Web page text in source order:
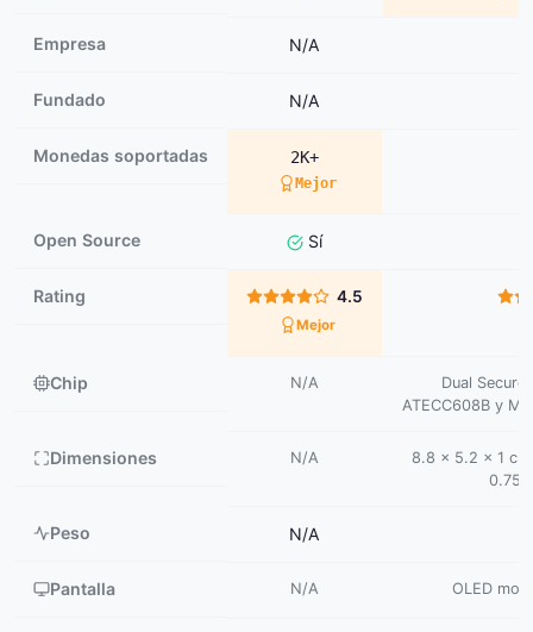
Empresa N/A
Fundado N/A
Monedas soportadas 2K+
Mejor
Open Source Sí
Rating 4.5
Mejor
Chip N/A
Dual
ATECC608B y
Dimensiones N/A
8.8 x 5.2 x 1
0.75
Peso N/A
Pantalla N/A OLED